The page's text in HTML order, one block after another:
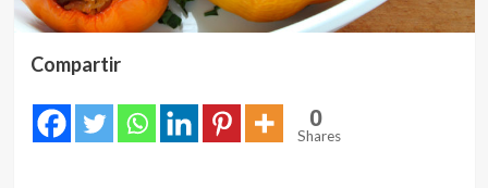
Compartir
0
Shares